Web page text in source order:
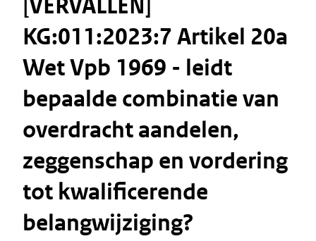
[VERVALLEN]
KG:011:2023:7 Artikel 20a
Wet Vpb 1969 - leidt
bepaalde combinatie van
overdracht aandelen,
zeggenschap en vordering
tot kwalificerende
belangwijziging?